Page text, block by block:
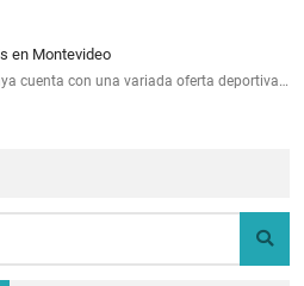
en Montevideo
cuenta con una variada oferta deportiva…